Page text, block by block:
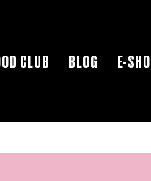
CLUB BLOG E-